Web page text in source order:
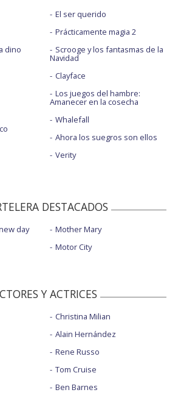
dino
El ser querido
Prácticamente magia 2
Scrooge y los fantasmas de la
Navidad
Clayface
Los juegos del hambre:
Amanecer en la cosecha
Whalefall
Ahora los suegros son ellos
Verity
DESTACADOS
day
Mother Mary
Motor City
Y ACTRICES
Christina Milian
Alain Hernández
Rene Russo
Tom Cruise
Ben Barnes